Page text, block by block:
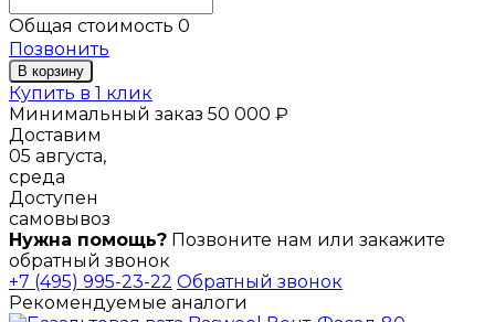
Общая стоимость 0
Позвонить
В корзину
Купить в 1 клик
Минимальный заказ 50 000 ₽
Доставим
05 августа,
среда
Доступен
самовывоз
Нужна помощь? Позвоните нам или закажите
обратный звонок
+7 (495) 995-23-22 Обратный звонок
Рекомендуемые аналоги